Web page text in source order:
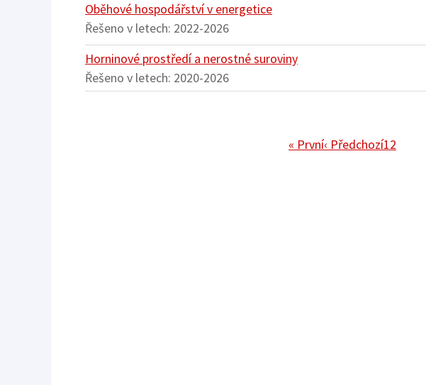
Oběhové hospodářství v energetice
Řešeno v letech: 2022-2026
Horninové prostředí a nerostné suroviny
Řešeno v letech: 2020-2026
First
« PrvníPředchozí
‹ PředchozíPage
1Aktuální
2